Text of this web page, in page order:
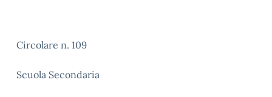
Circolare n. 109
Scuola Secondaria